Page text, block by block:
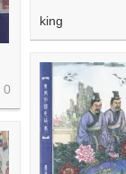
king
0